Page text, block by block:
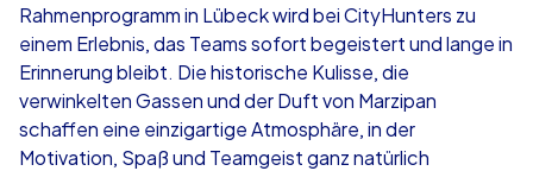
€49,99
Rahmenprogramm in Lübeck wird bei CityHunters zu
einem Erlebnis, das Teams sofort begeistert und lange in
Erinnerung bleibt. Die historische Kulisse, die
verwinkelten Gassen und der Duft von Marzipan
schaffen eine einzigartige Atmosphäre, in der
Motivation, Spaß und Teamgeist ganz natürlich